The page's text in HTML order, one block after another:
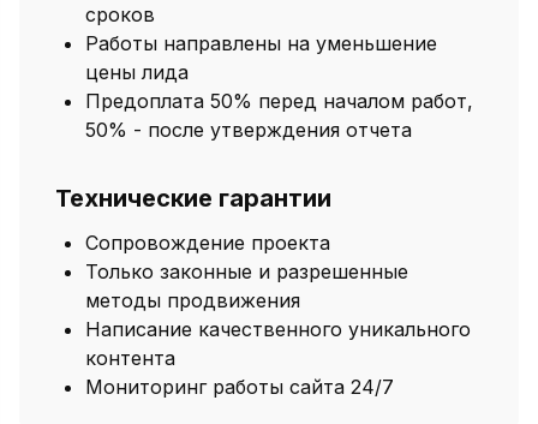
сроков
Работы направлены на уменьшение
цены лида
Предоплата 50% перед началом работ,
50% - после утверждения отчета
Технические гарантии
Сопровождение проекта
Только законные и разрешенные
методы продвижения
Написание качественного уникального
контента
Мониторинг работы сайта 24/7